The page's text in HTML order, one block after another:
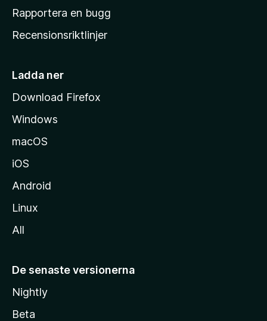
h
m
i
a
Rapportera en bugg
Recensionsriktlinjer
Ladda ner
Download Firefox
Windows
macOS
iOS
Android
Linux
All
De senaste versionerna
Nightly
Beta